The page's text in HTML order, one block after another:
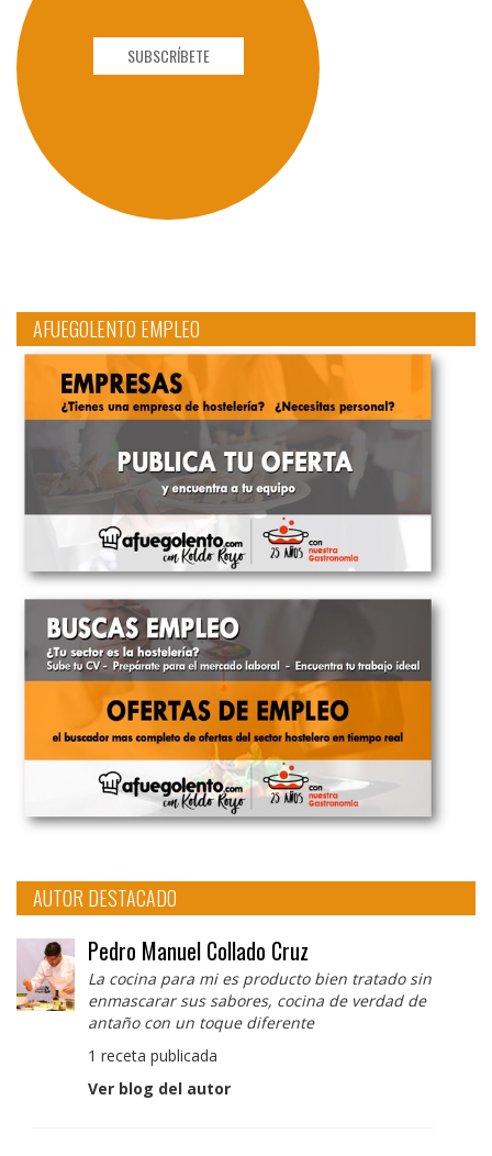
SUBSCRÍBETE
AFUEGOLENTO EMPLEO
AUTOR DESTACADO
Pedro Manuel Collado Cruz
La cocina para mi es producto bien tratado sin
enmascarar sus sabores, cocina de verdad de
antaño con un toque diferente
1 receta publicada
Ver blog del autor